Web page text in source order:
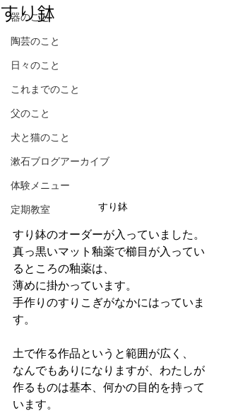
器のこと
陶芸のこと
日々のこと
これまでのこと
父のこと
犬と猫のこと
漱石ブログアーカイブ
体験メニュー
定期教室
すり鉢
すり鉢
すり鉢のオーダーが入っていました。
真っ黒いマット釉薬で櫛目が入ってい
るところの釉薬は、
薄めに掛かっています。
手作りのすりこぎがなかにはっていま
す。
土で作る作品というと範囲が広く、
なんでもありになりますが、わたしが
作るものは基本、何かの目的を持って
います。